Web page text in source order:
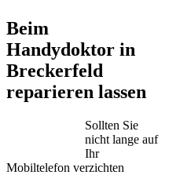
Beim
Handydoktor in
Breckerfeld
reparieren lassen
Sollten Sie
nicht lange auf
Ihr
Mobiltelefon verzichten